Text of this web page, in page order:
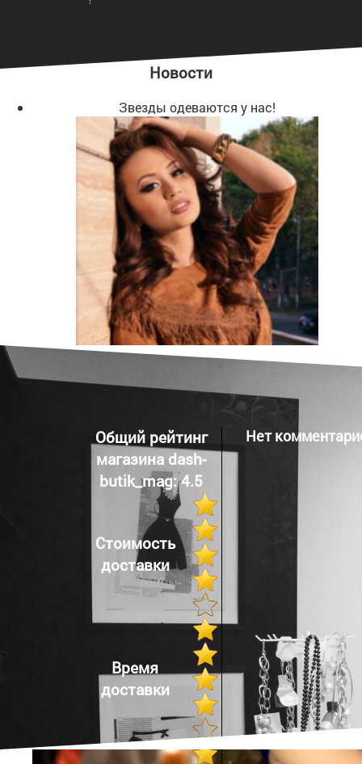
Юбка карандаш на
высокой посадке
1300 сом
Юбка солнце
1400 сом
Юбка солнце
2200 сом
Новости
Звезды одеваются у нас!
Поступление вечерних платьев!
Общий рейтинг
магазина dash-
butik_mag: 4.5
Стоимость
доставки
Время
доставки
Нет